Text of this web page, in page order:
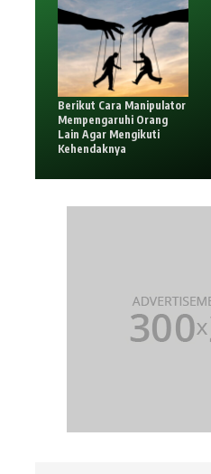
Berikut Cara Manipulator
Mempengaruhi Orang
Lain Agar Mengikuti
Kehendaknya